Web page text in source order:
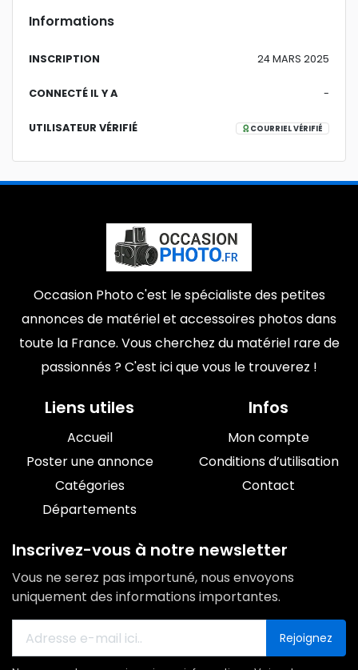
Informations
INSCRIPTION 24 MARS 2025
CONNECTÉ IL Y A -
UTILISATEUR VÉRIFIÉ COURRIEL VÉRIFIÉ
Occasion Photo c'est le spécialiste des petites
annonces de matériel et accessoires photos dans
toute la France. Vous cherchez du matériel rare de
passionnés ? C'est ici que vous le trouverez !
Liens utiles
Accueil
Poster une annonce
Catégories
Départements
Infos
Mon compte
Conditions d’utilisation
Contact
Inscrivez-vous à notre newsletter
Vous ne serez pas importuné, nous envoyons
uniquement des informations importantes.
Rejoignez